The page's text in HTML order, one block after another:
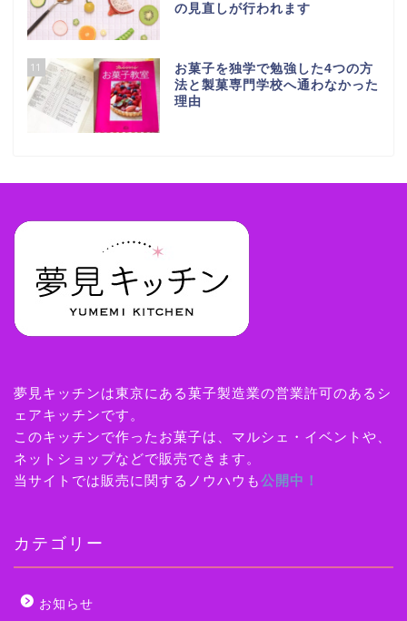
の見直しが行われます
11
お菓子を独学で勉強した4つの方
法と製菓専門学校へ通わなかった
理由
夢見キッチンは東京にある菓子製造業の営業許可のあるシ
ェアキッチンです。
このキッチンで作ったお菓子は、マルシェ・イベントや、
ネットショップなどで販売できます。
当サイトでは販売に関するノウハウも公開中！
カテゴリー
お知らせ